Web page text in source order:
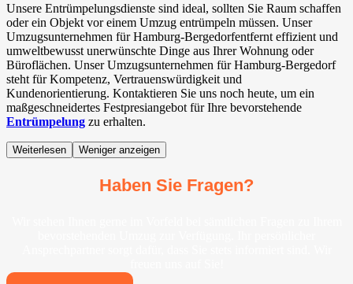
Unsere Entrümpelungsdienste sind ideal, sollten Sie Raum schaffen
oder ein Objekt vor einem Umzug entrümpeln müssen. Unser
Umzugsunternehmen für Hamburg-Bergedorfentfernt effizient und
umweltbewusst unerwünschte Dinge aus Ihrer Wohnung oder
Büroflächen. Unser Umzugsunternehmen für Hamburg-Bergedorf
steht für Kompetenz, Vertrauenswürdigkeit und
Kundenorientierung. Kontaktieren Sie uns noch heute, um ein
maßgeschneidertes Festpresiangebot für Ihre bevorstehende
Entrümpelung zu erhalten.
Weiterlesen Weniger anzeigen
Haben Sie Fragen?